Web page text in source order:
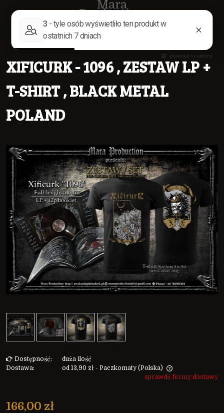
Mara
Production
XIFICURK - 1096 , ZESTAW LP +
T-SHIRT , BLACK METAL
POLAND
Dostępność:
duża ilość
Dostawa:
od 13,90 zł - Paczkomaty (Polska)
Cena nie zawiera ewentualnych kosztów płatnościsprawdź formy dostawy
166,00 zł